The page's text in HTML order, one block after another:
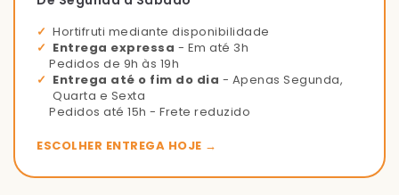
Hortifruti mediante disponibilidade
Entrega expressa - Em até 3h
Pedidos de 9h às 19h
Entrega até o fim do dia - Apenas Segunda,
Quarta e Sexta
Pedidos até 15h - Frete reduzido
ESCOLHER ENTREGA HOJE →